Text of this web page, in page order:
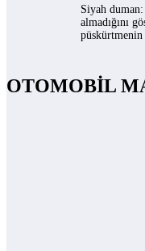
Siyah
almadığını
OTOMOBİL